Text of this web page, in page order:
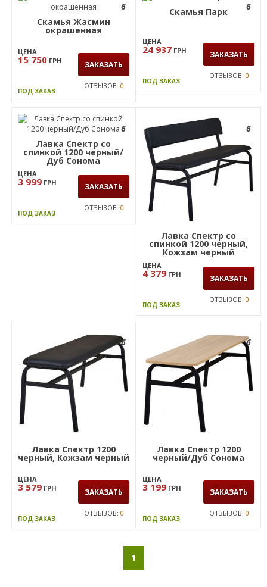
6
Скамья Жасмин
окрашенная
ЦЕНА
15 750 ГРН ЗАКАЗАТЬ
ПОД ЗАКАЗ
ОТЗЫВОВ:0
6
Скамья Парк
ЦЕНА
24 937 ГРН ЗАКАЗАТЬ
ПОД ЗАКАЗ
ОТЗЫВОВ: 0
6
Лавка Спектр со
спинкой 1200 черный/
Дуб Сонома
ЦЕНА
3 999 ГРН ЗАКАЗАТЬ
ПОД ЗАКАЗ
ОТЗЫВОВ:0
6
Лавка Спектр со
спинкой 1200 черный,
Кожзам черный
ЦЕНА
4 379 ГРН ЗАКАЗАТЬ
ПОД ЗАКАЗ
ОТЗЫВОВ: 0
6
Лавка Спектр 1200
черный, Кожзам черный
ЦЕНА
3 579 ГРН ЗАКАЗАТЬ
ПОД ЗАКАЗ
ОТЗЫВОВ:0
6
Лавка Спектр 1200
черный/Дуб Сонома
ЦЕНА
3 199 ГРН ЗАКАЗАТЬ
ПОД ЗАКАЗ
ОТЗЫВОВ: 0
1